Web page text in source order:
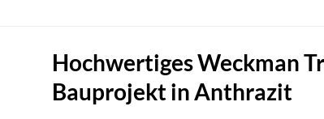
Hochwertiges Weckman
Bauprojekt in Anthrazit